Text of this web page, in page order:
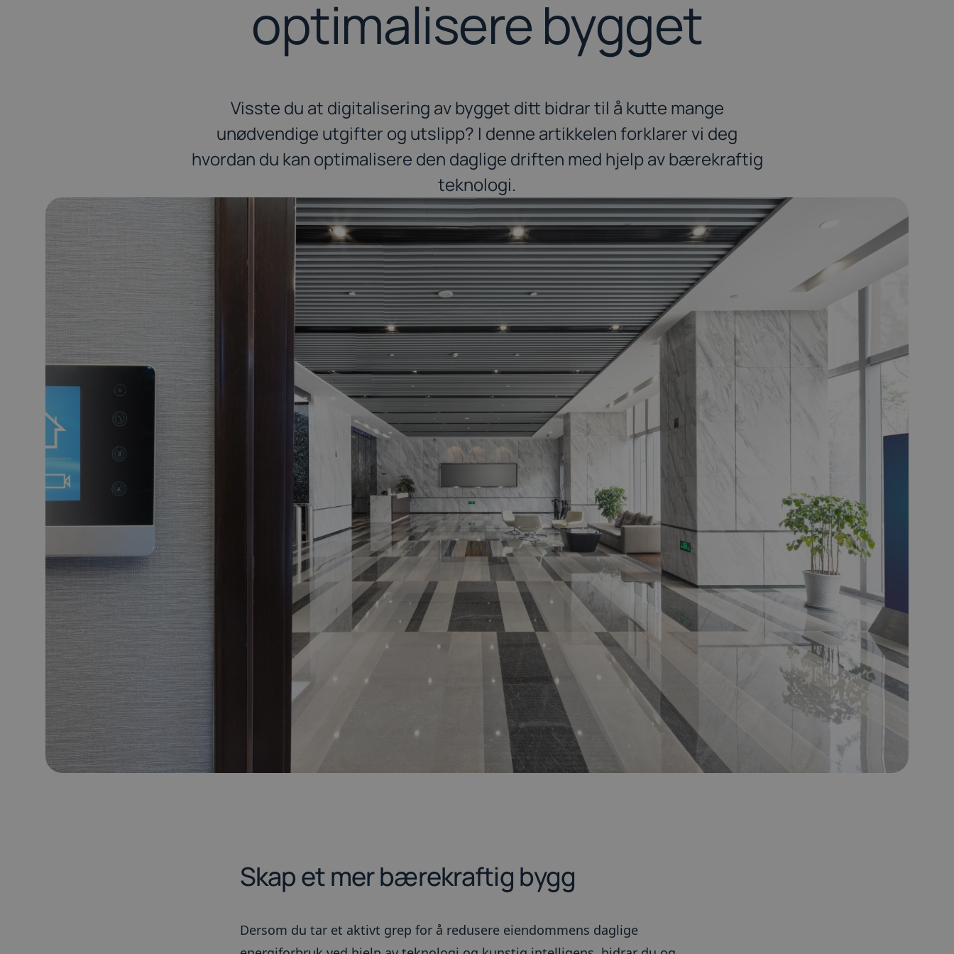
optimalisere bygget
Visste du at digitalisering av bygget ditt bidrar til å kutte mange
unødvendige utgifter og utslipp? I denne artikkelen forklarer vi deg
hvordan du kan optimalisere den daglige driften med hjelp av bærekraftig
teknologi.
Skap et mer bærekraftig bygg
Dersom du tar et aktivt grep for å redusere eiendommens daglige